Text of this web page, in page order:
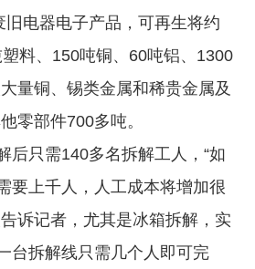
电器电子产品，可再生将约
料、150吨铜、60吨铝、1300
量铜、锡类金属和稀贵金属及
零部件700多吨。
只需140多名拆解工人，“如
要上千人，人工成本将增加很
诉记者，尤其是冰箱拆解，实
台拆解线只需几个人即可完